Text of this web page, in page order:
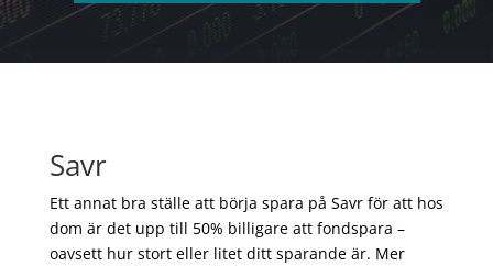
Savr
Ett annat bra ställe att börja spara på Savr för att hos
dom är det upp till 50% billigare att fondspara –
oavsett hur stort eller litet ditt sparande är. Mer